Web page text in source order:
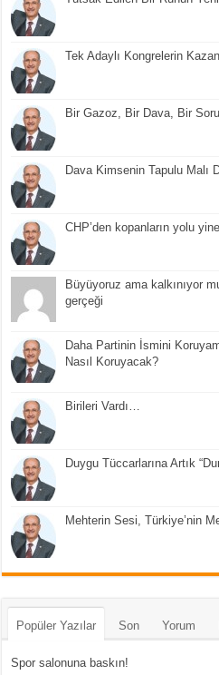
Tek Adaylı Kongrelerin
Bir Gazoz, Bir Dava, Bir
Dava Kimsenin Tapulu Malı
CHP’den kopanların yolu
Büyüyoruz ama kalkınıyor
gerçeği
Daha Partinin İsmini
Nasıl Koruyacak?
Birileri Vardı…
Duygu Tüccarlarına Artık
Mehterin Sesi, Türkiye’nin
Popüler Yazılar Son Yorum
Spor salonuna baskın!